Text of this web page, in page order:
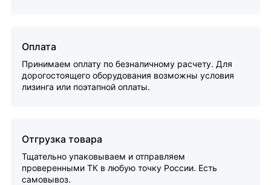
Оплата
Принимаем оплату по безналичному расчету. Для
дорогостоящего оборудования возможны условия
лизинга или поэтапной оплаты.
Отгрузка товара
Тщательно упаковываем и отправляем
проверенными ТК в любую точку России. Есть
самовывоз.